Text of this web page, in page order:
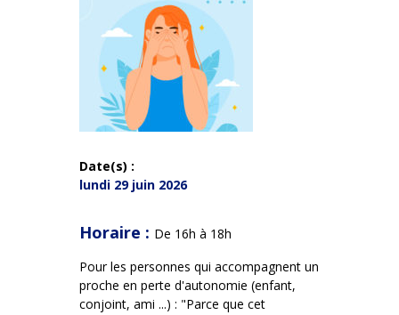
Date(s) :
lundi 29 juin 2026
Horaire : De 16h à 18h
Pour les personnes qui accompagnent un
proche en perte d'autonomie (enfant,
conjoint, ami ...) : "Parce que cet